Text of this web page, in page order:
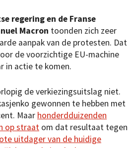
regering en de Franse
Macron toonden zich zeer
aanpak van de protesten. Dat
de voorzichtige EU-machine
in actie te komen.
de verkiezingsuitslag niet.
gewonnen te hebben met
Maar honderdduizenden
op straat om dat resultaat tegen
uitdager van de huidige